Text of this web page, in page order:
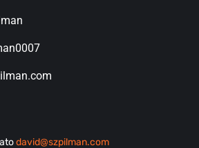
david@szpilman.com